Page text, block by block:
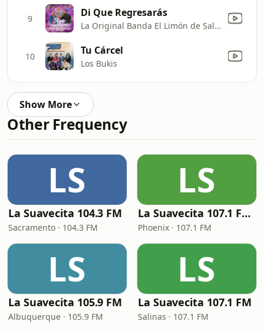
9 Di Que Regresarás
La Original Banda El Limón de Salvador Lizárraga & Lorenzo Mendez
10 Tu Cárcel
Los Bukis
Show More
Other Frequency
LS
La Suavecita 104.3 FM
Sacramento · 104.3 FM
LS
La Suavecita 107.1 FM Phoenix
Phoenix · 107.1 FM
LS
La Suavecita 105.9 FM
Albuquerque · 105.9 FM
LS
La Suavecita 107.1 FM
Salinas · 107.1 FM